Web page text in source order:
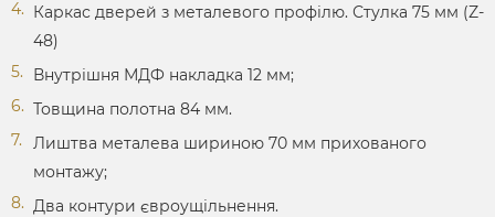
Каркас дверей з металевого профілю. Стулка 75 мм (Z-
48)
Внутрішня МДФ накладка 12 мм;
Товщина полотна 84 мм.
Лиштва металева шириною 70 мм прихованого
монтажу;
Два контури євроущільнення.